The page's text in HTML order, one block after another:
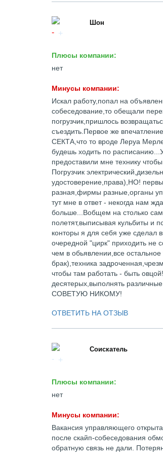
Шон
Плюсы компании:
нет
Минусы компании:
Искал работу,попал на
собеседование,то обещали
погрузчик,пришлось
съездить.Первое же
СЕКТА,что то вроде Леруа
будешь ходить по
предоставили мне технику
Погрузчик
удостоверение,права),НО!
разная,фирмы разные,органы
тут мне в ответ - некогда нам
больше...Вобщем на столько
полетят,выписывая кульбиты и
конторы я для себя уже сделал
очередной "цирк" приходить не
чем в обьявлении,все
брак),техника
чтобы там работать - быть
десятерых,выполнять
СОВЕТУЮ НИКОМУ!
ОТВЕТИТЬ НА ОТЗЫВ
Соискатель
Плюсы компании:
нет
Минусы компании:
Вакансия управляющего
после скайп-собеседования
обратную связь не дали.